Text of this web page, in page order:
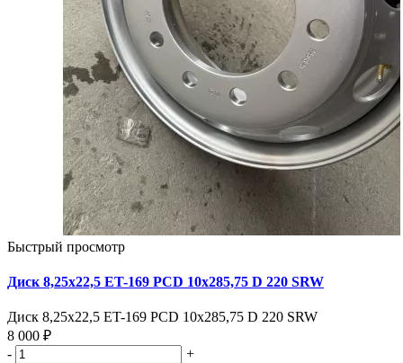
Быстрый просмотр
Диск 8,25х22,5 ET-169 PCD 10x285,75 D 220 SRW
Диск 8,25х22,5 ET-169 PCD 10x285,75 D 220 SRW
8 000 ₽
-
+